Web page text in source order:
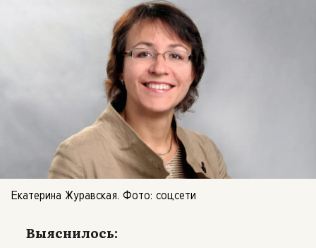
Екатерина Журавская. Фото: соцсети
Выяснилось: